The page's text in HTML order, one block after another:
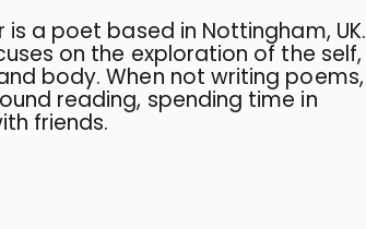
is a poet based in Nottingham, UK.
on the exploration of the self,
body. When not writing poems,
reading, spending time in
friends.